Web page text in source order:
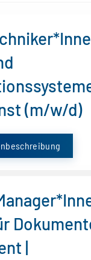
(m/w/d)
|